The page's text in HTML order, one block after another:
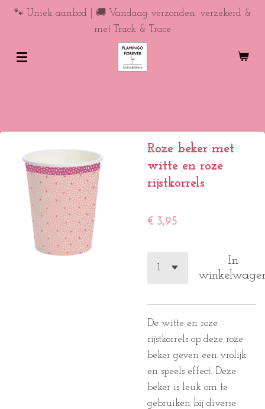
Ga🐾 Uniek aanbod | 🚚 Vandaag verzonden: verzekerd &
met Track & Trace
Roze beker met
witte en roze
rijstkorrels
€ 3,95
In
De witte en roze
rijstkorrels op deze roze
beker geven een vrolijk
en speels effect. Deze
beker is leuk om te
gebruiken bij diverse